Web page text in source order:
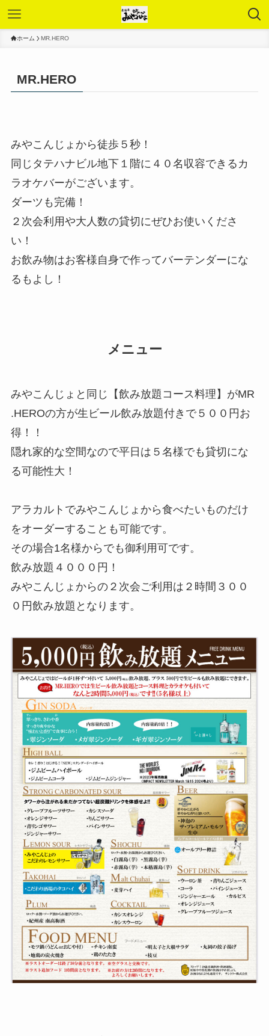
ホーム MR.HERO
MR.HERO
みやこんじょから徒歩５秒！
同じタテハナビル地下１階に４０名収容できるカ
ラオケバーがございます。
ダーツも完備！
２次会利用や大人数の貸切にぜひお使いくださ
い！
お飲み物はお客様自身で作ってバーテンダーにな
るもよし！
メニュー
みやこんじょと同じ【飲み放題コース料理】がMR
.HEROの方が生ビール飲み放題付きで５００円お
得！！
隠れ家的な空間なので平日は５名様でも貸切にな
る可能性大！
アラカルトでみやこんじょから食べたいものだけ
をオーダーすることも可能です。
その場合1名様からでも御利用可です。
飲み放題４０００円！
みやこんじょからの２次会ご利用は２時間３００
０円飲み放題となります。